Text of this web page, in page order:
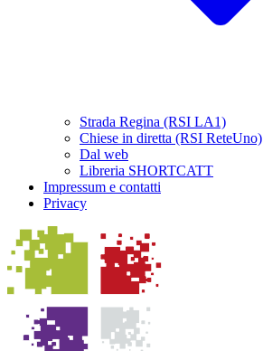
Strada Regina (RSI LA1)
Chiese in diretta (RSI ReteUno)
Dal web
Libreria SHORTCATT
Impressum e contatti
Privacy